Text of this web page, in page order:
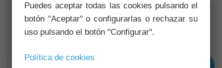
para localizar aquella información que necesites entre
las preguntas.
Puedes aceptar todas las cookies pulsando el
botón "Aceptar" o configurarlas o rechazar su
uso pulsando el botón "Configurar".
Política de cookies